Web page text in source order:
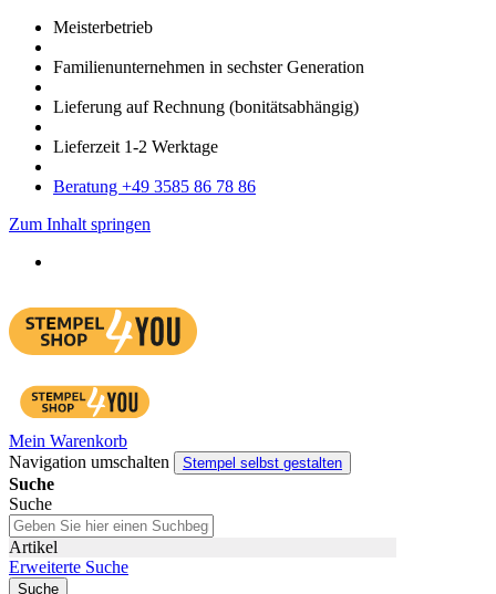
Meister­betrieb
Familien­unter­nehmen in sechster Gene­ration
Lieferung auf Rech­nung (bonitätsabhängig)
Liefer­zeit 1-2 Werk­tage
Bera­tung +49 3585 86 78 86
Zum Inhalt springen
Mein Warenkorb
Navigation umschalten
Stempel selbst gestalten
Suche
Suche
Artikel
Erweiterte Suche
Suche